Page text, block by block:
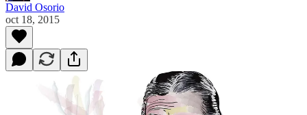
David Osorio
oct 18, 2015